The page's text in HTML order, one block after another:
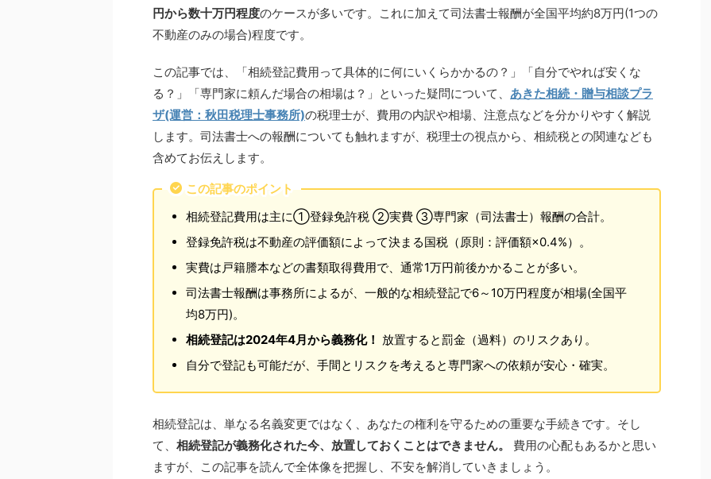
円から数十万円程度のケースが多いです。これに加えて司法書士報酬が全国平均約8万円(1つの
不動産のみの場合)程度です。
この記事では、「相続登記費用って具体的に何にいくらかかるの？」「自分でやれば安くな
る？」「専門家に頼んだ場合の相場は？」といった疑問について、 あきた相続・贈与相談プラ
ザ(運営：秋田税理士事務所)の税理士が、費用の内訳や相場、注意点などを分かりやすく解説
します。司法書士への報酬についても触れますが、税理士の視点から、相続税との関連なども
含めてお伝えします。
この記事のポイント
相続登記費用は主に①登録免許税 ②実費 ③専門家（司法書士）報酬の合計。
登録免許税は不動産の評価額によって決まる国税（原則：評価額×0.4%）。
実費は戸籍謄本などの書類取得費用で、通常1万円前後かかることが多い。
司法書士報酬は事務所によるが、一般的な相続登記で6～10万円程度が相場(全国平
均8万円)。
相続登記は2024年4月から義務化！ 放置すると罰金（過料）のリスクあり。
自分で登記も可能だが、手間とリスクを考えると専門家への依頼が安心・確実。
相続登記は、単なる名義変更ではなく、あなたの権利を守るための重要な手続きです。そし
て、 相続登記が義務化された今、放置しておくことはできません。
費用の心配もあるかと思い
ますが、この記事を読んで全体像を把握し、不安を解消していきましょう。